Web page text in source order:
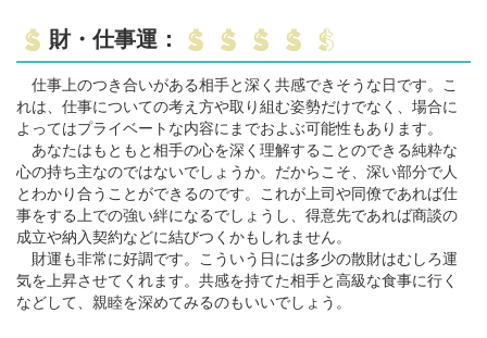
財・仕事運：
仕事上のつき合いがある相手と深く共感できそうな日です。こ
れは、仕事についての考え方や取り組む姿勢だけでなく、場合に
よってはプライベートな内容にまでおよぶ可能性もあります。
あなたはもともと相手の心を深く理解することのできる純粋な
心の持ち主なのではないでしょうか。だからこそ、深い部分で人
とわかり合うことができるのです。これが上司や同僚であれば仕
事をする上での強い絆になるでしょうし、得意先であれば商談の
成立や納入契約などに結びつくかもしれません。
財運も非常に好調です。こういう日には多少の散財はむしろ運
気を上昇させてくれます。共感を持てた相手と高級な食事に行く
などして、親睦を深めてみるのもいいでしょう。